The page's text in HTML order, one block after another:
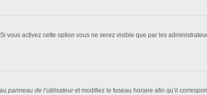
vous activez cette option vous ne serez visible que par les
panneau de l’utilisateuret modifiez le fuseau horaire afin qu’il